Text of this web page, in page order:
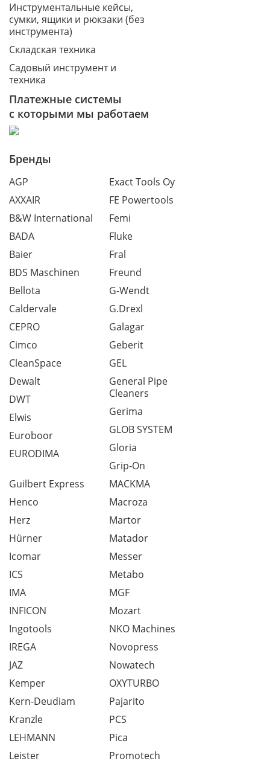
Инструментальные кейсы,
сумки, ящики и рюкзаки (без
инструмента)
Складская техника
Садовый инструмент и
техника
Платежные системы
с которыми мы работаем
Бренды
AGP
AXXAIR
B&W International
BADA
Baier
BDS Maschinen
Bellota
Caldervale
CEPRO
Cimco
CleanSpace
Dewalt
DWT
Elwis
Euroboor
EURODIMA
Exact Tools Oy
FE Powertools
Femi
Fluke
Fral
Freund
G-Wendt
G.Drexl
Galagar
Geberit
GEL
General Pipe
Cleaners
Gerima
GLOB SYSTEM
Gloria
Grip-On
Guilbert Express
Henco
Herz
Hürner
Icomar
ICS
IMA
INFICON
Ingotools
IREGA
JAZ
Kemper
Kern-Deudiam
Kranzle
LEHMANN
Leister
MACKMA
Macroza
Martor
Matador
Messer
Metabo
MGF
Mozart
NKO Machines
Novopress
Nowatech
OXYTURBO
Pajarito
PCS
Pica
Promotech